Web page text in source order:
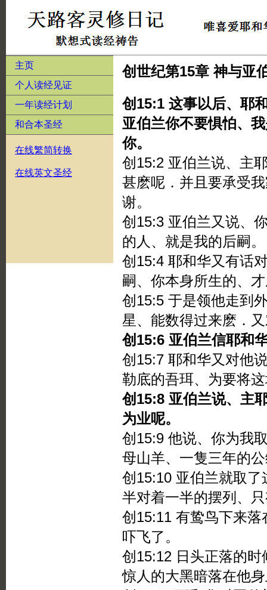
主页
个人读经见证
一年读经计划
和合本圣经
在线繁简转换
在线英文圣经
创世纪第15章 神与亚
创15:1 这事以后、耶
亚伯兰你不要惧怕、
你。
创15:2 亚伯兰说、主
甚麽呢．并且要承受
谢。
创15:3 亚伯兰又说、
的人、就是我的后嗣。
创15:4 耶和华又有话
嗣、你本身所生的、
创15:5 于是领他走到
星、能数得过来麽．
创15:6 亚伯兰信耶和
创15:7 耶和华又对他
勒底的吾珥、为要将
创15:8 亚伯兰说、主
为业呢。
创15:9 他说、你为我
母山羊、一隻三年的
创15:10 亚伯兰就取
半对着一半的摆列、
创15:11 有鸷鸟下来
吓飞了。
创15:12 日头正落的
惊人的大黑暗落在他